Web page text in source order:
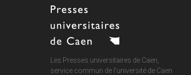
Les Presses universitaires de Caen,
service commun de l'université de Caen